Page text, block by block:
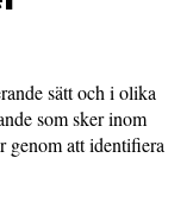
sätt och i olika
som sker inom
genom att identifiera